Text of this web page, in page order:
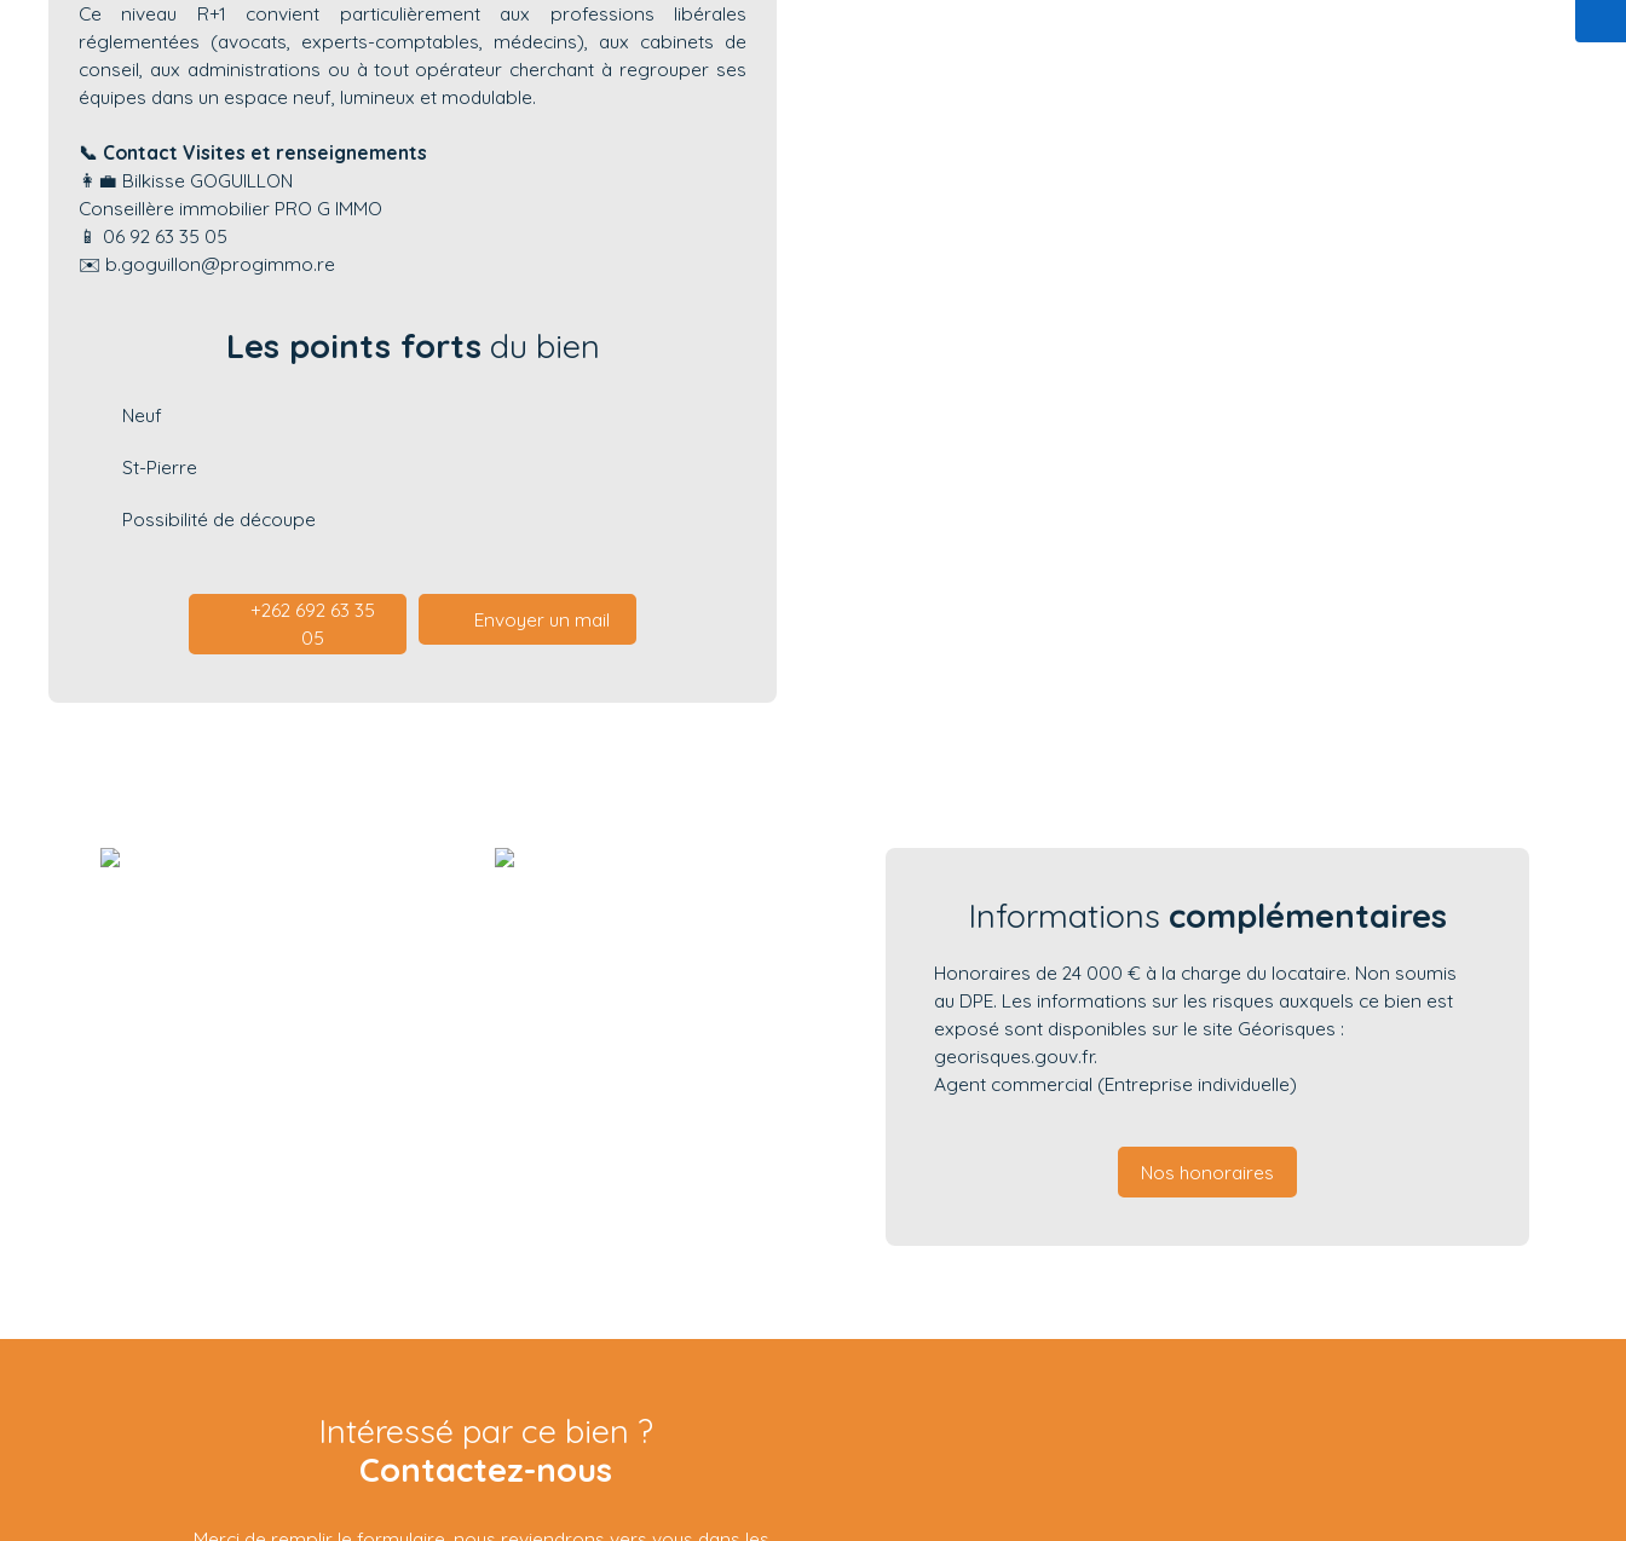
Ce niveau R+1 convient particulièrement aux professions libérales
réglementées (avocats, experts-comptables, médecins), aux cabinets de
conseil, aux administrations ou à tout opérateur cherchant à regrouper ses
équipes dans un espace neuf, lumineux et modulable.
📞 Contact Visites et renseignements
👩‍💼 Bilkisse GOGUILLON
Conseillère immobilier PRO G IMMO
📱 06 92 63 35 05
✉️ b.goguillon@progimmo.re
Les points forts du bien
Neuf
St-Pierre
Possibilité de découpe
+262 692 63 35
05
Envoyer un mail
Informations complémentaires
Honoraires de 24 000 € à la charge du locataire. Non soumis
au DPE. Les informations sur les risques auxquels ce bien est
exposé sont disponibles sur le site Géorisques :
georisques.gouv.fr.
Agent commercial (Entreprise individuelle)
Nos honoraires
Intéressé par ce bien ?
Contactez-nous